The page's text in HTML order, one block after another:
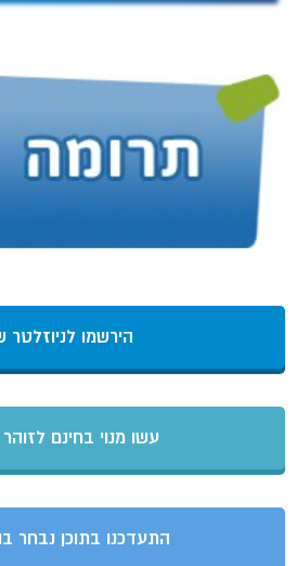
הירשמו לניוזלטר
עשו מנוי בחינם
התעדכנו בתוכן נבחר